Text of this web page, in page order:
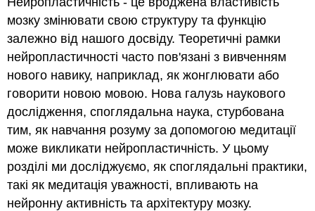
мозку змінювати свою структуру та функцію
залежно від нашого досвіду. Теоретичні рамки
нейропластичності часто пов'язані з вивченням
нового навику, наприклад, як жонглювати або
говорити новою мовою. Нова галузь наукового
дослідження, споглядальна наука, стурбована
тим, як навчання розуму за допомогою медитації
може викликати нейропластичність. У цьому
розділі ми досліджуємо, як споглядальні практики,
такі як медитація уважності, впливають на
нейронну активність та архітектуру мозку.